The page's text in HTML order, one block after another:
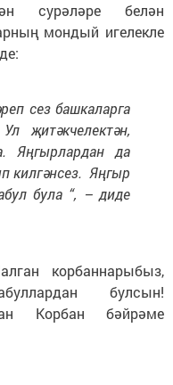
сурәләре белән
мондый игелекле
сез башкаларга
җитәкчелектән,
Яңгырлардан да
килгәнсез. Яңгыр
була “, – диде
корбаннарыбыз,
булсын!
Корбан бәйрәме